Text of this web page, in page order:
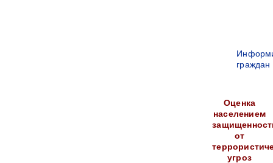
граждан
Оценка
населением
от
угроз